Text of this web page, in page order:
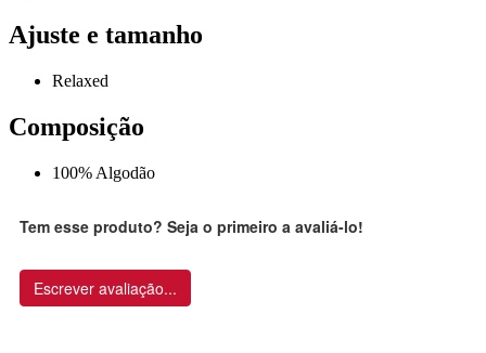
Ajuste e tamanho
Relaxed
Composição
100% Algodão
Tem esse produto? Seja o primeiro a avaliá-lo!
Escrever avaliação...